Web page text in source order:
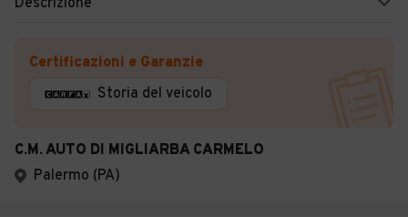
Descrizione
Certificazioni e Garanzie
Storia del veicolo
C.M. AUTO DI MIGLIARBA CARMELO
Palermo (PA)